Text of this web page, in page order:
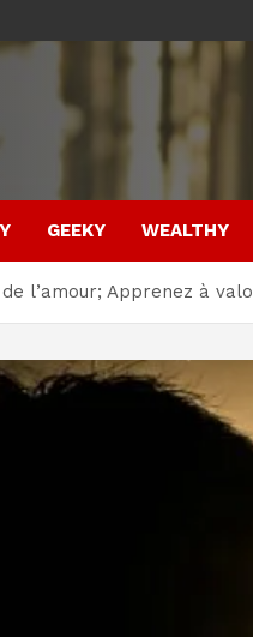
GEEKY WEALTHY
l’amour; Apprenez à